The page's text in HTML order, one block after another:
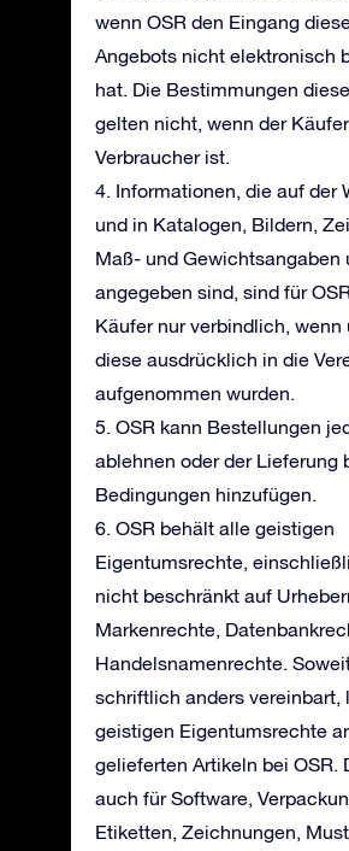
wenn OSR den Eingang
Angebots nicht elektronisch
hat. Die Bestimmungen
gelten nicht, wenn der
Verbraucher ist.
4. Informationen, die auf der
und in Katalogen, Bildern,
Maß- und Gewichtsangaben
angegeben sind, sind für
Käufer nur verbindlich, wenn
diese ausdrücklich in die
aufgenommen wurden.
5. OSR kann Bestellungen
ablehnen oder der Lieferung
Bedingungen hinzufügen.
6. OSR behält alle geistigen
Eigentumsrechte,
nicht beschränkt auf
Markenrechte,
Handelsnamenrechte.
schriftlich anders vereinbart,
geistigen Eigentumsrechte
gelieferten Artikeln bei OSR.
auch für Software,
Etiketten, Zeichnungen,